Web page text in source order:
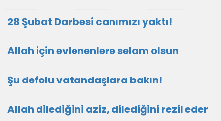
28 Şubat Darbesi canımızı yaktı!
Allah için evlenenlere selam olsun
Şu defolu vatandaşlara bakın!
Allah dilediğini aziz, dilediğini rezil eder